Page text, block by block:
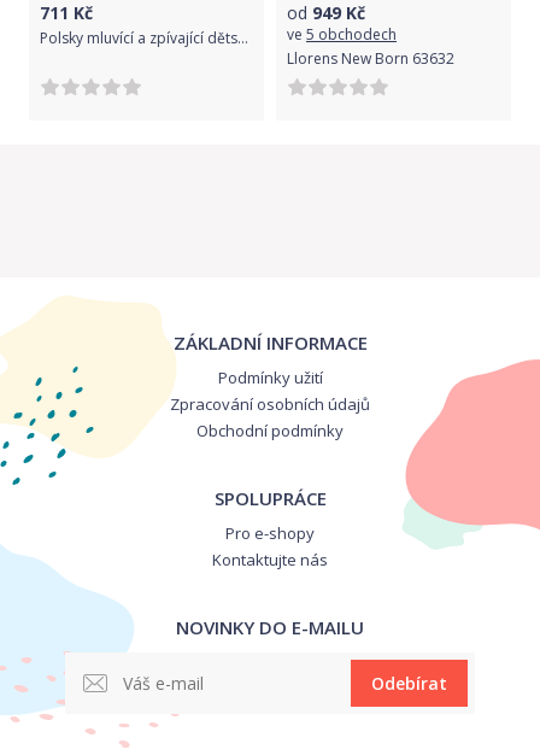
711 Kč
Polsky mluvící a zpívající dětská panenka PlayTo Agatka 46 cm, Růžová
od 949 Kč
ve 5 obchodech
Llorens New Born 63632
ZÁKLADNÍ INFORMACE
Podmínky užití
Zpracování osobních údajů
Obchodní podmínky
SPOLUPRÁCE
Pro e-shopy
Kontaktujte nás
NOVINKY DO E-MAILU
Odebírat